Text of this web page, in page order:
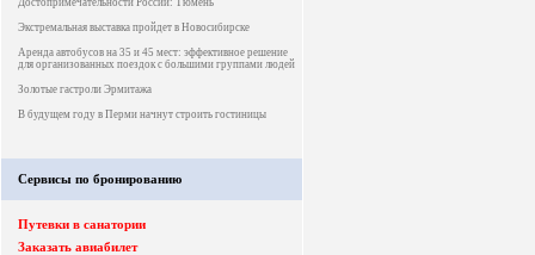
Достопримечательности России: Тюмень
Экстремальная выставка пройдет в Новосибирске
Аренда автобусов на 35 и 45 мест: эффективное решение
для организованных поездок с большими группами людей
Золотые гастроли Эрмитажа
В будущем году в Перми начнут строить гостиницы
Сервисы по бронированию
Путевки в санатории
Заказать авиабилет